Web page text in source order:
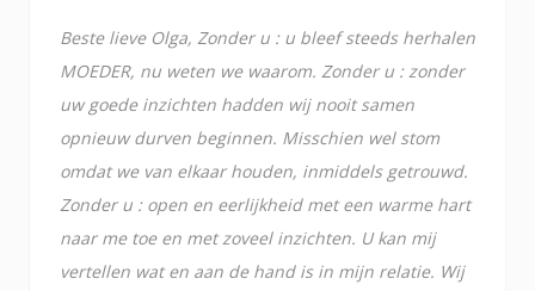
Beste lieve Olga, Zonder u : u bleef steeds herhalen
MOEDER, nu weten we waarom. Zonder u : zonder
uw goede inzichten hadden wij nooit samen
opnieuw durven beginnen. Misschien wel stom
omdat we van elkaar houden, inmiddels getrouwd.
Zonder u : open en eerlijkheid met een warme hart
naar me toe en met zoveel inzichten. U kan mij
vertellen wat en aan de hand is in mijn relatie. Wij